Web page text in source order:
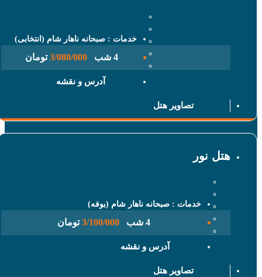
خدمات : صبحانه ناهار شام (انتخابی)
3/080/000 تومان
آدرس و نقشه
تصاویر هتل
نور
خدمات : صبحانه ناهار شام (بوفه)
3/100/000 تومان
آدرس و نقشه
تصاویر هتل